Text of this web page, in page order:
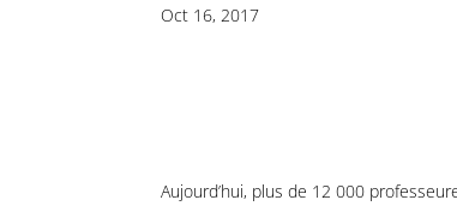
Oct 16, 2017
Aujourd’hui, plus de 12 000